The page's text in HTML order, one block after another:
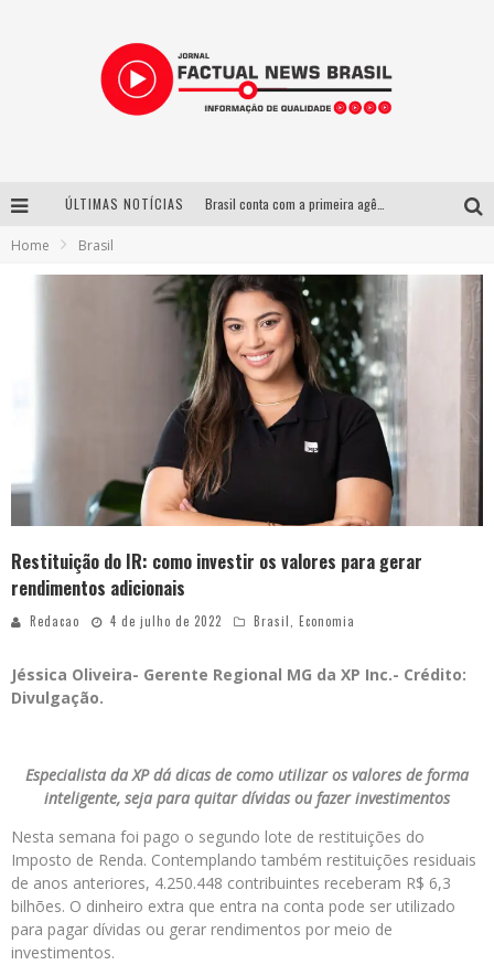
ÚLTIMAS NOTÍCIAS
Espetáculo inspirado em Machado de Assis estreia no Galpão Cine Horto com direção da atriz Inês Peixoto do Grupo Galpão
Suzy Brasil desembarca em Belo Horizonte nesta quinta-feira com o espetáculo “Uma Noite Horripilante”
Home Brasil
Restituição do IR: como investir os valores para gerar
rendimentos adicionais
Redacao 4 de julho de 2022 Brasil, Economia
Jéssica Oliveira- Gerente Regional MG da XP Inc.- Crédito:
Divulgação.
Especialista da XP dá dicas de como utilizar os valores de forma
inteligente, seja para quitar dívidas ou fazer investimentos
Nesta semana foi pago o segundo lote de restituições do
Imposto de Renda. Contemplando também restituições residuais
de anos anteriores, 4.250.448 contribuintes receberam R$ 6,3
bilhões. O dinheiro extra que entra na conta pode ser utilizado
para pagar dívidas ou gerar rendimentos por meio de
investimentos.